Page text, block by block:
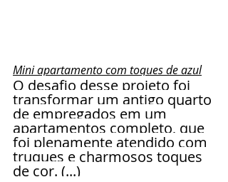
Mini apartamento com toques de azul
O desafio desse projeto foi
transformar um antigo quarto
de empregados em um
apartamentos completo, que
foi plenamente atendido com
truques e charmosos toques
de cor. (...)